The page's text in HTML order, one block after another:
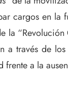
cargos en
a través de
a la